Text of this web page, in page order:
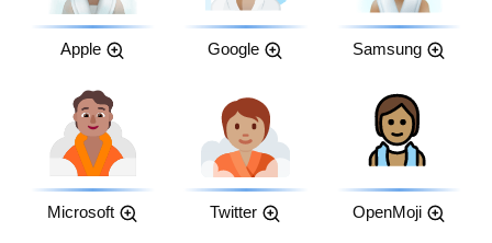
Apple Google Samsung
Microsoft Twitter OpenMoji